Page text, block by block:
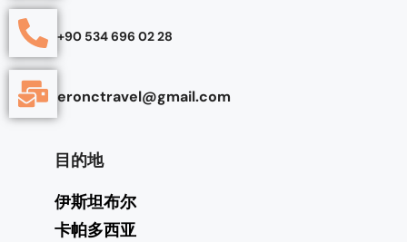
+90 534 696 02 28
eronctravel@gmail.com
目的地
伊斯坦布尔
卡帕多西亚